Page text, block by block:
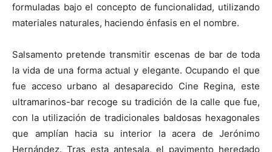
formuladas bajo el concepto de funcionalidad, utilizando
materiales naturales, haciendo énfasis en el nombre.
Salsamento pretende transmitir escenas de bar de toda
la vida de una forma actual y elegante. Ocupando el que
fue acceso urbano al desaparecido Cine Regina, este
ultramarinos-bar recoge su tradición de la calle que fue,
con la utilización de tradicionales baldosas hexagonales
que amplían hacia su interior la acera de Jerónimo
Hernández. Tras esta antesala, el pavimento heredado